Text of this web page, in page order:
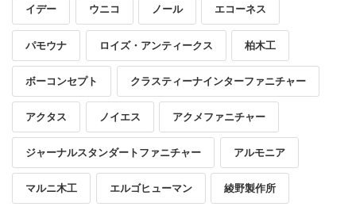
イデー ウニコ ノール エコーネス
パモウナ ロイズ・アンティークス 柏木工
ボーコンセプト クラスティーナインターファニチャー
アクタス ノイエス アクメファニチャー
ジャーナルスタンダートファニチャー アルモニア
マルニ木工 エルゴヒューマン 綾野製作所